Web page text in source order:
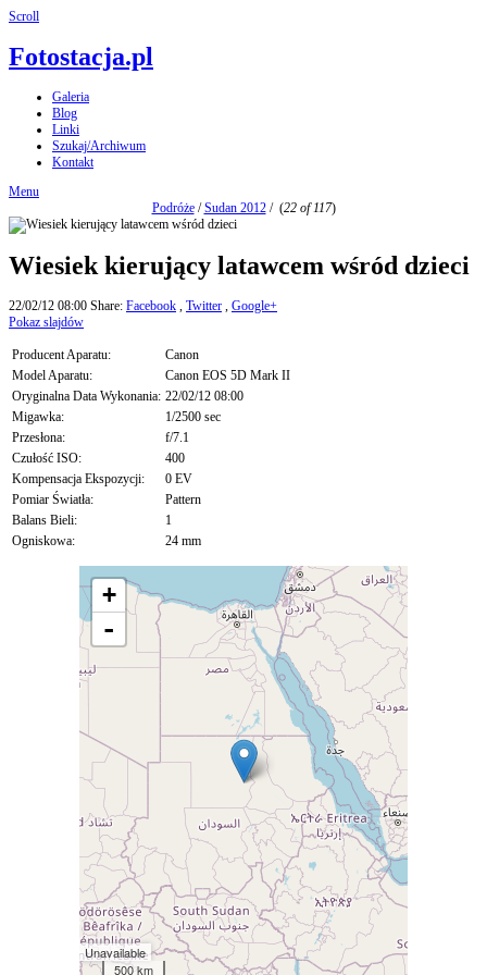
Scroll
Fotostacja.pl
Galeria
Blog
Linki
Szukaj/Archiwum
Kontakt
Menu
Podróże/Sudan 2012/ (22 of 117)
Wiesiek kierujący latawcem wśród dzieci
22/02/12 08:00 Share: Facebook , Twitter , Google+
Pokaz slajdów
Producent Aparatu:
Canon
Model Aparatu:
Canon EOS 5D Mark II
Oryginalna Data Wykonania: 22/02/12 08:00
Migawka:
1/2500 sec
Przesłona:
f/7.1
Czułość ISO:
400
Kompensacja Ekspozycji:
0 EV
Pomiar Światła:
Pattern
Balans Bieli:
1
Ogniskowa:
24 mm
+
-
Unavailable
500 km